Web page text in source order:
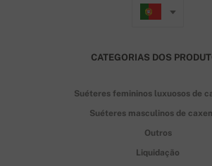
CATEGORIAS DOS
Suéteres femininos luxuosos de
Suéteres masculinos de
Outros
Liquidação